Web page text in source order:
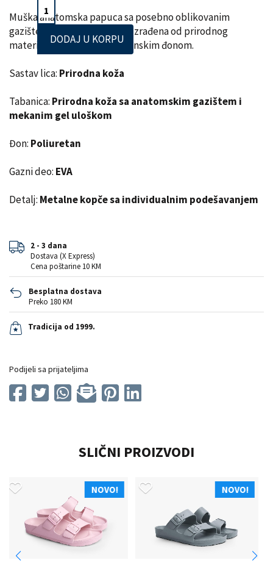
DODAJ U KORPU
Muška anatomska papuca sa posebno oblikovanim
gazištem, masažnim gelom. Izrađena od prirodnog
materijala – koža, i poliuretanskim đonom.
Sastav lica: Prirodna koža
Tabanica: Prirodna koža sa anatomskim gazištem i
mekanim gel uloškom
Đon: Poliuretan
Gazni deo: EVA
Detalj: Metalne kopče sa individualnim podešavanjem
2 - 3 dana
Dostava (X Express)
Cena poštarine 10 KM
Besplatna dostava
Preko 180 KM
Tradicija od 1999.
Podijeli sa prijateljima
SLIČNI PROIZVODI
NOVO! NOVO!